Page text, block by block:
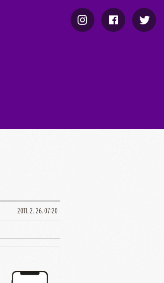
2011. 2. 26. 07:20